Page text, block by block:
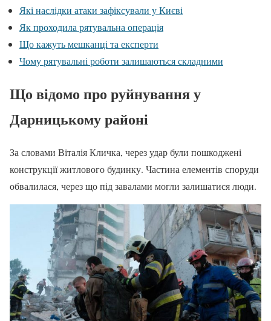
Які наслідки атаки зафіксували у Києві
Як проходила рятувальна операція
Що кажуть мешканці та експерти
Чому рятувальні роботи залишаються складними
Що відомо про руйнування у
Дарницькому районі
За словами Віталія Кличка, через удар були пошкоджені
конструкції житлового будинку. Частина елементів споруди
обвалилася, через що під завалами могли залишатися люди.